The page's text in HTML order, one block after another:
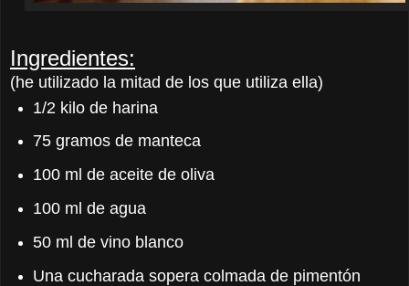
Ingredientes:
(he utilizado la mitad de los que utiliza ella)
1/2 kilo de harina
75 gramos de manteca
100 ml de aceite de oliva
100 ml de agua
50 ml de vino blanco
Una cucharada sopera colmada de pimentón